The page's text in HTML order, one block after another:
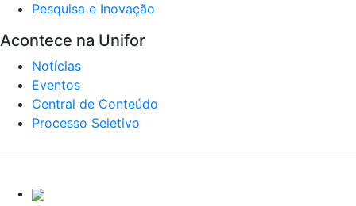
Pesquisa e Inovação
Acontece na Unifor
Notícias
Eventos
Central de Conteúdo
Processo Seletivo